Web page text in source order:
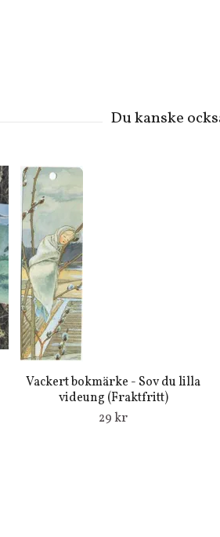
Vackert bokmärke - Sov du lilla
videung (Fraktfritt)
29 kr